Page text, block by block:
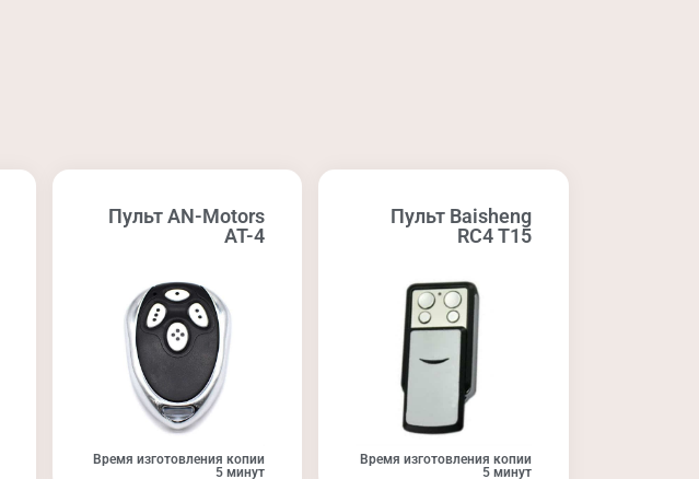
Пульт AN-Motors
AT-4
Время изготовления копии
5 минут
Пульт Baisheng
RC4 T15
Время изготовления копии
5 минут